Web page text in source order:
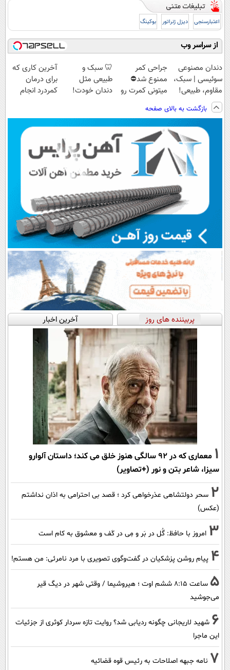
اعتبارسنجی دیزل ژنراتور بوکینگ
از سراسر وب
دندان مصنوعی
سوئیسی | سبک،
مقاوم، طبیعی!
ویزیت
رایگان+پرداخت
اقساطی😍
جراحی کمر
ممنوع شد⛔
میتونی کمرت رو
کنی! 👈🏻
پرسش‌نامه
🦷 سبک و
طبیعی مثل
دندان خودت!
💳 📍 تهران
آخرین کاری که
برای درمان
کمردرد انجام
بازگشت به بالای صفحه
پربیننده های روز آخرین اخبار
1
معماری که در 92 سالگی هنوز خلق می کند؛ داستان آلوارو
سیزا، شاعر بتن و نور (+تصاویر)
2 سحر دولتشاهی عذرخواهی کرد ؛ قصد بی احترامی به اذان نداشتم
(عکس)
3 امروز با حافظ: گُل در بَر و مِی در کَف و معشوق به کام است
4 پیام روشن پزشکیان در گفت‌و‌گوی تصویری با مرد نامرئی: من هستم!
5
ساعت ۸:۱۵ ششم اوت ؛ هیروشیما / وقتی شهر در دیگ قیر
می‌جوشید
6 شهید لاریجانی چگونه ردیابی شد؟ روایت تازه سردار کوثری از جزئیات
این ماجرا
7 نامه جبهه اصلاحات به رئیس قوه قضائیه